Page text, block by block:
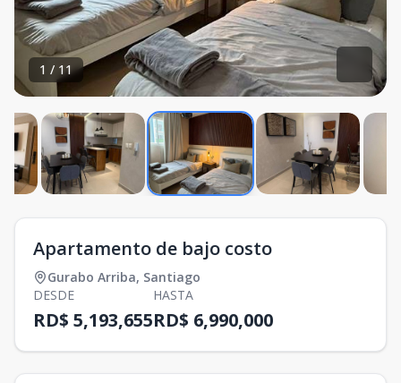
1 / 11
Apartamento de bajo costo
Gurabo Arriba, Santiago
DESDE
RD$ 5,193,655
HASTA
RD$ 6,990,000